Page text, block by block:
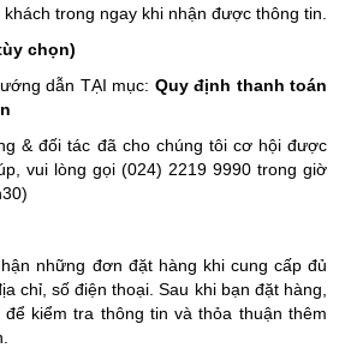
trong ngay khi nhận được thông tin.
chọn)
dẫn TẠI mục: Quy định thanh toán
& đối tác đã cho chúng tôi cơ hội được
vui lòng gọi (024) 2219 9990 trong giờ
những đơn đặt hàng khi cung cấp đủ
chỉ, số điện thoại. Sau khi bạn đặt hàng,
kiểm tra thông tin và thỏa thuận thêm